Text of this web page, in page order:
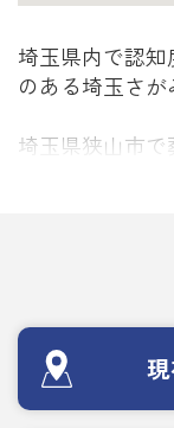
埼玉県内で認知
のある埼玉さ
埼玉県狭山市
狭山市での葬
希望に合わせ
場を探せます。
各葬儀場を利
もご覧いただ
病院からの移